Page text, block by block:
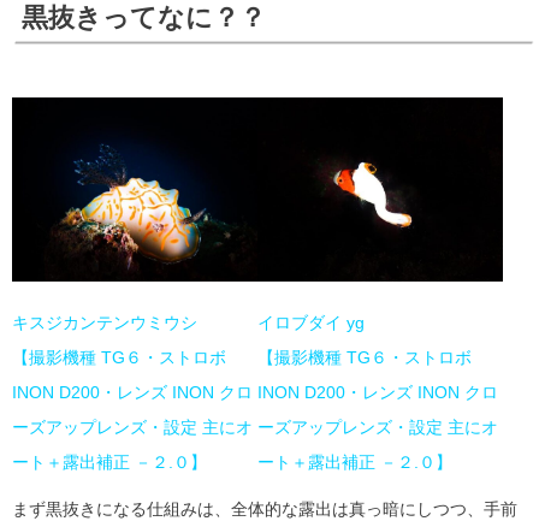
黒抜きってなに？？
キスジカンテンウミウシ
【撮影機種 TG６・ストロボ
INON D200・レンズ INON クロ
ーズアップレンズ・設定 主にオ
ート＋露出補正 －２.０】
イロブダイ yg
【撮影機種 TG６・ストロボ
INON D200・レンズ INON クロ
ーズアップレンズ・設定 主にオ
ート＋露出補正 －２.０】
まず黒抜きになる仕組みは、全体的な露出は真っ暗にしつつ、手前